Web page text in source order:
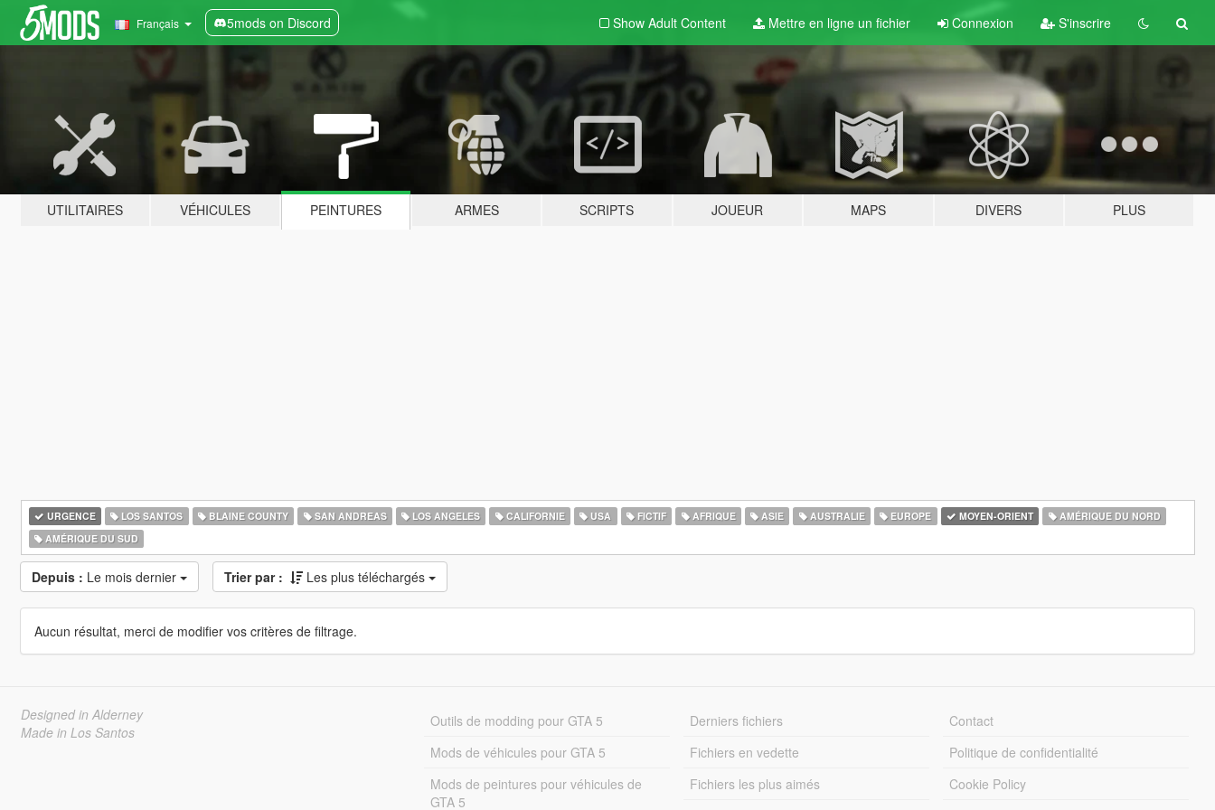
Français 5mods on Discord Show Adult Content Mettre en ligne un fichier Connexion S'inscrire
UTILITAIRES VÉHICULES PEINTURES ARMES SCRIPTS JOUEUR MAPS DIVERS PLUS
URGENCE LOS SANTOS BLAINE COUNTY SAN ANDREAS LOS ANGELES CALIFORNIE USA FICTIF AFRIQUE ASIE AUSTRALIE EUROPE MOYEN-ORIENT
AMÉRIQUE DU NORD
AMÉRIQUE DU SUD
Depuis : Le mois dernier Trier par : Les plus téléchargés
Aucun résultat, merci de modifier vos critères de filtrage.
Designed in Alderney
Made in Los Santos
Outils de modding pour GTA 5
Mods de véhicules pour GTA 5
Mods de peintures pour véhicules de
GTA 5
Derniers fichiers
Fichiers en vedette
Fichiers les plus aimés
Contact
Politique de confidentialité
Cookie Policy